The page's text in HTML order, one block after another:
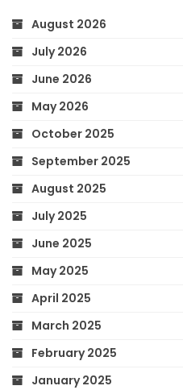
August 2026
July 2026
June 2026
May 2026
October 2025
September 2025
August 2025
July 2025
June 2025
May 2025
April 2025
March 2025
February 2025
January 2025